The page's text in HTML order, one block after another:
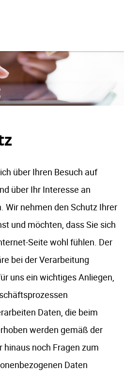
über Ihren Besuch auf
über Ihr Interesse an
Wir nehmen den Schutz Ihrer
und möchten, dass Sie sich
Seite wohl fühlen. Der
bei der Verarbeitung
uns ein wichtiges Anliegen,
Daten, die beim
werden gemäß der
hinaus noch Fragen zum
Daten